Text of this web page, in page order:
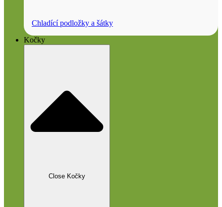
Chladící podložky a šátky
Kočky
Close Kočky